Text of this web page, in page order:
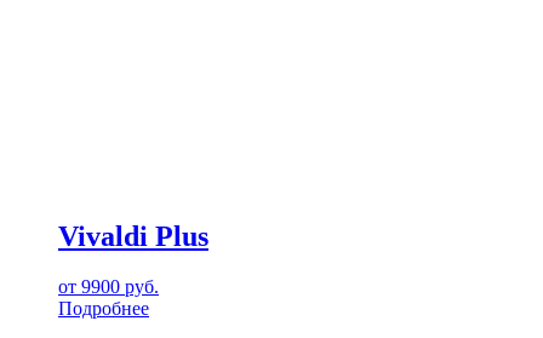
Vivaldi Plus
от 9900 руб.
Подробнее